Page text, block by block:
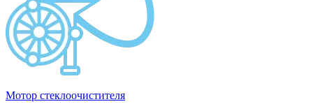
Мотор стеклоочистителя